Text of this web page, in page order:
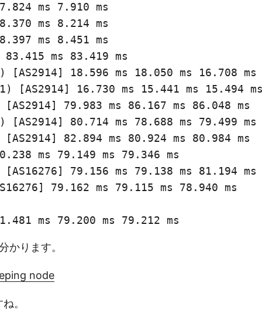
ms 7.910 ms
ms 8.214 ms
ms 8.451 ms
ms 83.419 ms
18.596 ms 18.050 ms 16.708 ms
16.730 ms 15.441 ms 15.494
79.983 ms 86.167 ms 86.048 ms
80.714 ms 78.688 ms 79.499 ms
82.894 ms 80.924 ms 80.984 ms
ms 79.149 ms 79.346 ms
79.156 ms 79.138 ms 81.194 ms
79.162 ms 79.115 ms 78.940 ms
ms 79.200 ms 79.212 ms
かります。
node
。